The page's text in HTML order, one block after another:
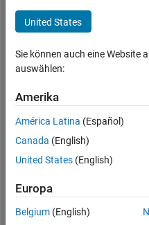
als 2
Jahre
|
Aktiv
2022
Followers:
0
United States
Sie können auch eine Website
auswählen:
Amerika
América Latina (Español)
Canada (English)
United States (English)
Europa
Belgium (English)